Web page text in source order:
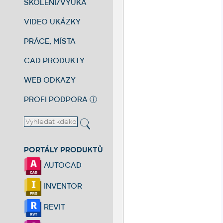
ŠKOLENÍ/VÝUKA
VIDEO UKÁZKY
PRÁCE, MÍSTA
CAD PRODUKTY
WEB ODKAZY
PROFI PODPORA ⓘ
PORTÁLY PRODUKTŮ
AUTOCAD
INVENTOR
REVIT